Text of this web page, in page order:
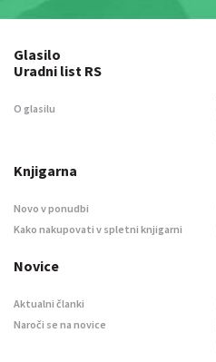
Glasilo
Uradni list RS
O glasilu
Knjigarna
Novo v ponudbi
Kako nakupovati v spletni knjigarni
Novice
Aktualni članki
Naroči se na novice